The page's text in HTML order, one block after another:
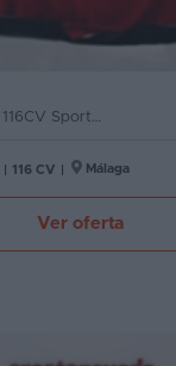
Design 30 TFSI 85kW 116CV Sportback
116 CV Málaga
Ver oferta